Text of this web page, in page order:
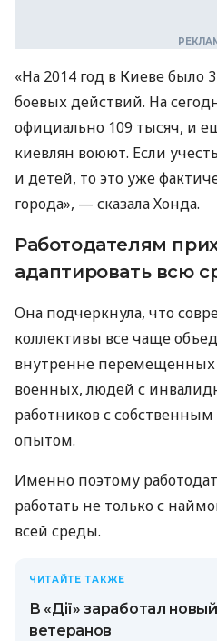
«На 2014 год в Киеве было
боевых действий. На
официально 109 тысяч, и
киевлян воюют. Если
и детей, то это уже
города», — сказала Хонда.
Работодателям
адаптировать всю
Она подчеркнула, что
коллективы все чаще
внутренне
военных, людей с
работников с
опытом.
Именно поэтому
работать не только с
всей среды.
ЧИТАЙТЕ ТАКЖЕ
В «Дії» заработал
ветеранов